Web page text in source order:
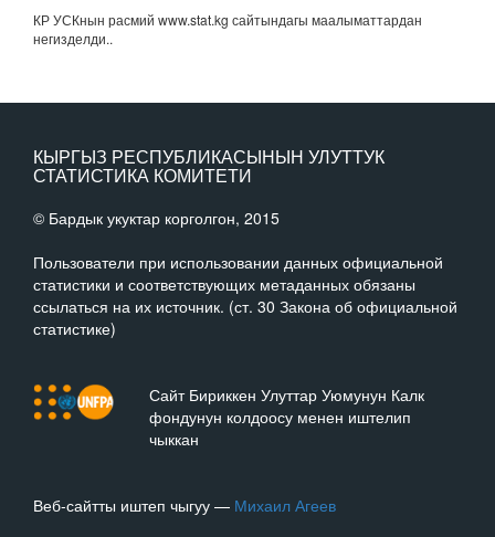
КР УСКнын расмий www.stat.kg сайтындагы маалыматтардан
негизделди..
КЫРГЫЗ РЕСПУБЛИКАСЫНЫН УЛУТТУК
СТАТИСТИКА КОМИТЕТИ
© Бардык укуктар корголгон, 2015
Пользователи при использовании данных официальной
статистики и соответствующих метаданных обязаны
ссылаться на их источник. (ст. 30 Закона об официальной
статистике)
Сайт Бириккен Улуттар Уюмунун Калк
фондунун колдоосу менен иштелип
чыккан
Веб-сайтты иштеп чыгуу — Михаил Агеев